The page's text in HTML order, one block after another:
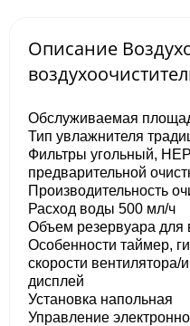
Описание
Обслуживаемая
Тип увлажнителя
Фильтры угольный,
предварительной
Производительность
Расход воды 500 мл/ч
Объем резервуара для
Особенности таймер,
скорости вентилятора/
дисплей
Установка напольная
Управление